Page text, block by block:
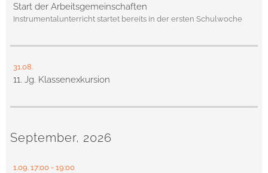
Start der Arbeitsgemeinschaften
Instrumentalunterricht startet bereits in der ersten Schulwoche
31.08.
11. Jg. Klassenexkursion
September, 2026
1.09. 17:00 - 19:00